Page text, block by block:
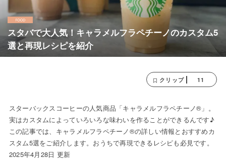
スタバで大人気！キャラメルフラペチーノのカスタム5
選と再現レシピを紹介
クリップ 11
スターバックスコーヒーの人気商品「キャラメルフラペチーノ®」。
実はカスタムによっていろいろな味わいを作ることができるんです♪
この記事では、キャラメルフラペチーノ®の詳しい情報とおすすめカ
スタム5選をご紹介します。おうちで再現できるレシピも必見です。
2025年4月28日 更新